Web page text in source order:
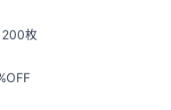
枚